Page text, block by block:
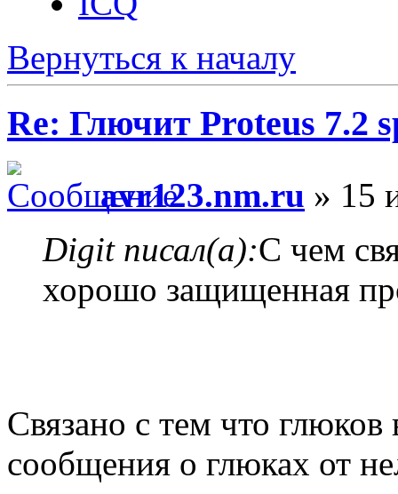
Вернуться к началу
Re: Глючит Proteus 7.2
avr123.nm.ru » 15
Digit писал(а):С чем
хорошо защищенная
Связано с тем что
сообщения о глюках от